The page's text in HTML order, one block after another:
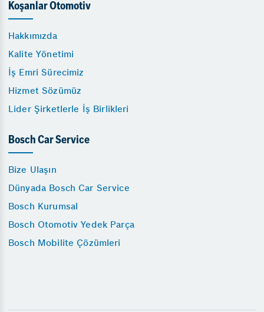
Koşanlar Otomotiv
Hakkımızda
Kalite Yönetimi
İş Emri Sürecimiz
Hizmet Sözümüz
Lider Şirketlerle İş Birlikleri
Bosch Car Service
Bize Ulaşın
Dünyada Bosch Car Service
Bosch Kurumsal
Bosch Otomotiv Yedek Parça
Bosch Mobilite Çözümleri